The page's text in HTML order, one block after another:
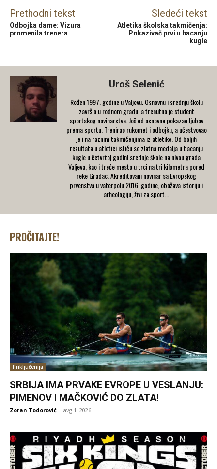
Prethodni tekst
Odbojka dame: Vizura
promenila trenera
Sledeći tekst
Atletika školska takmičenja:
Pokazivač prvi u bacanju
kugle
Uroš Selenić
Rođen 1997. godine u Valjevu. Osnovnu i srednju školu
završio u rodnom gradu, a trenutno je student
sportskog novinarstva. Još od osnovne pokazao ljubav
prema sportu. Trenirao rukomet i odbojku, a učestvovao
je i na raznim takmičenjima iz atletike. Od boljih
rezultata u atletici ističu se zlatna medalja u bacanju
kugle u četvrtoj godini srednje škole na nivou grada
Valjeva, kao i treće mesto u trci na tri kilometra pored
reke Gradac. Akreditovani novinar sa Evropskog
prvenstva u vaterpolu 2016. godine, obožava istoriju i
arheologiju, živi za sport...
PROČITAJTE!
Priključenija
SRBIJA IMA PRVAKE EVROPE U VESLANJU:
PIMENOV I MAČKOVIĆ DO ZLATA!
Zoran Todorović - avg 1, 2026